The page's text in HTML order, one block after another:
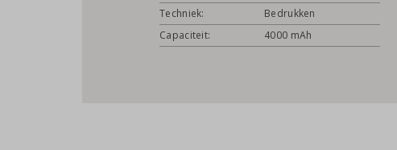
Techniek:
Bedrukken
Capaciteit:
4000 mAh